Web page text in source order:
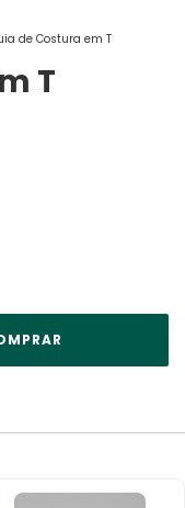
de Costura em T
T